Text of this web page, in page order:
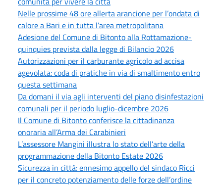
Nelle prossime 48 ore allerta arancione per l’ondata di
calore a Bari e in tutta l’area metropolitana
Adesione del Comune di Bitonto alla Rottamazione-
quinquies prevista dalla legge di Bilancio 2026
Autorizzazioni per il carburante agricolo ad accisa
agevolata: coda di pratiche in via di smaltimento entro
questa settimana
Da domani il via agli interventi del piano disinfestazioni
comunali per il periodo luglio-dicembre 2026
Il Comune di Bitonto conferisce la cittadinanza
onoraria all’Arma dei Carabinieri
L’assessore Mangini illustra lo stato dell’arte della
programmazione della Bitonto Estate 2026
Sicurezza in città: ennesimo appello del sindaco Ricci
per il concreto potenziamento delle forze dell’ordine